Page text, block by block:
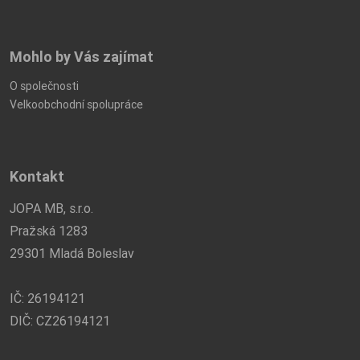
Mohlo by Vás zajímat
O společnosti
Velkoobchodní spolupráce
Kontakt
JOPA MB, s.r.o.
Pražská 1283
29301 Mladá Boleslav
IČ: 26194121
DIČ: CZ26194121